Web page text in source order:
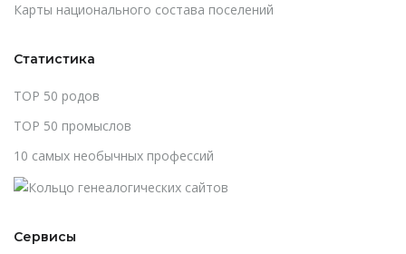
Карты национального состава поселений
Статистика
TOP 50 родов
TOP 50 промыслов
10 самых необычных профессий
Сервисы